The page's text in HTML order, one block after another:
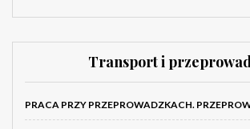
Transport i
PRACA PRZY PRZEPROWADZKACH.